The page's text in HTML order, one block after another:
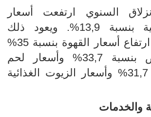
السنوي ارتفعت أسعار
بنسبة
13,9%. ويعود ذلك
أسعار
القهوة بنسبة 35%
33,7%
وأسعار لحم
31,7% وأسعار
الزيوت الغذائية
والخدمات